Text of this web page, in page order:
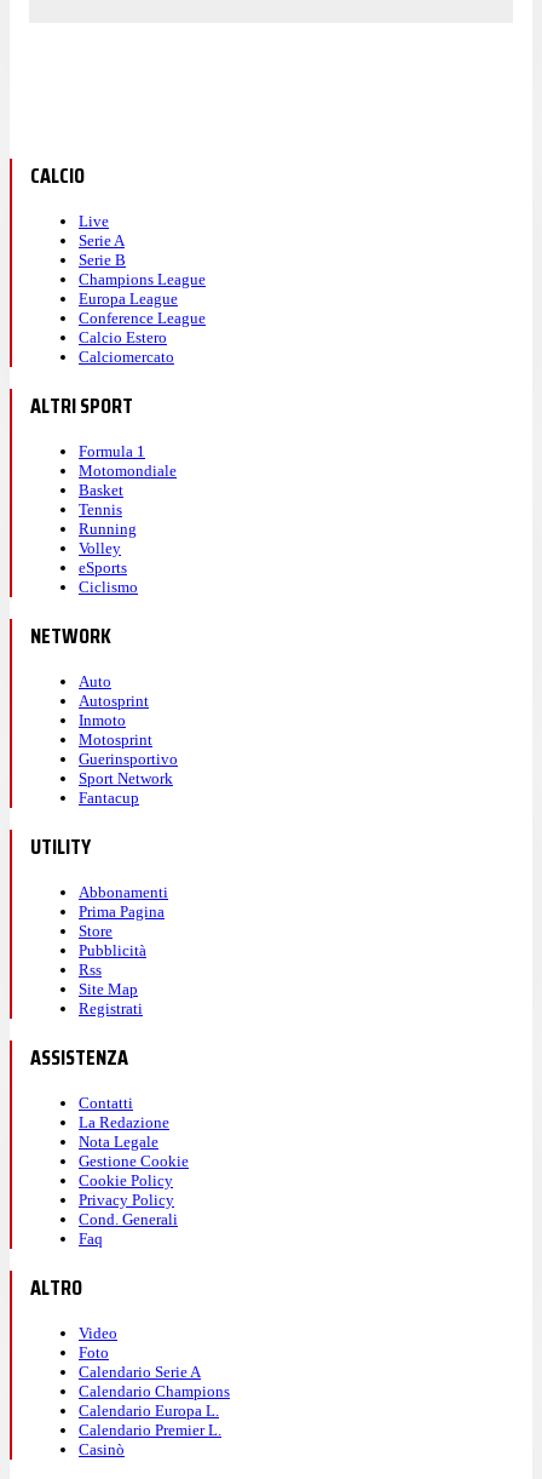
CALCIO
Live
Serie A
Serie B
Champions League
Europa League
Conference League
Calcio Estero
Calciomercato
ALTRI SPORT
Formula 1
Motomondiale
Basket
Tennis
Running
Volley
eSports
Ciclismo
NETWORK
Auto
Autosprint
Inmoto
Motosprint
Guerinsportivo
Sport Network
Fantacup
UTILITY
Abbonamenti
Prima Pagina
Store
Pubblicità
Rss
Site Map
Registrati
ASSISTENZA
Contatti
La Redazione
Nota Legale
Gestione Cookie
Cookie Policy
Privacy Policy
Cond. Generali
Faq
ALTRO
Video
Foto
Calendario Serie A
Calendario Champions
Calendario Europa L.
Calendario Premier L.
Casinò